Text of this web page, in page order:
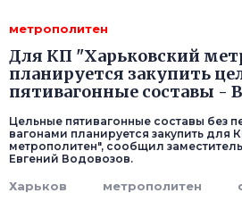
метрополитен
Для КП "Харьковский
планируется закупить
пятивагонные составы -
Цельные пятивагонные составы без
вагонами планируется закупить для
метрополитен", сообщил
Евгений Водовозов.
Харьков метрополитен